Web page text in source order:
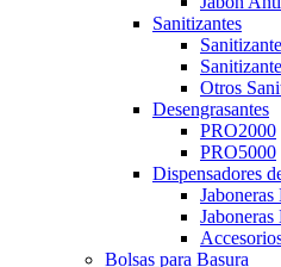
Sanitizantes
Otros
Desengrasantes
PRO2000
PRO5000
Dispensadores
Jaboneras
Bolsas para Basura